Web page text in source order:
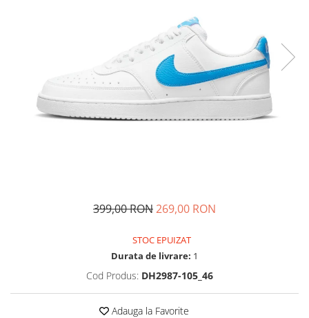
Pantaloni scurti Copii
Accesorii
Ingrijire incaltaminte
399,00 RON269,00 RON
STOC EPUIZAT
Durata de livrare: 1
Cod Produs: DH2987-105_46
Adauga la Favorite